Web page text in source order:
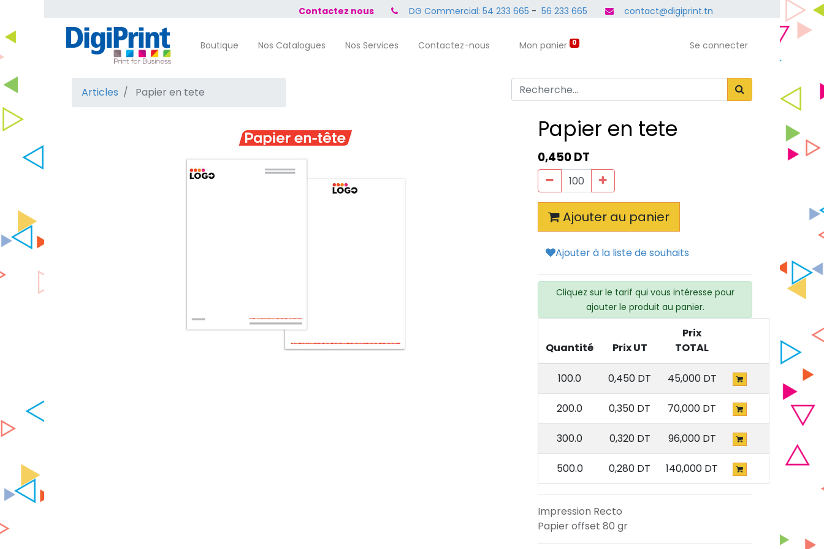
Contactez nous DG Commercial: 54 233 665 - 56 233 665 contact@digiprint.tn
Boutique Nos Catalogues Nos Services Contactez-nous Mon panier 0 Se connecter
Articles Papier en tete
Papier en tete
0,450DT
Ajouter au panier
Ajouter à la liste de souhaits
Cliquez sur le tarif qui vous intéresse pour
ajouter le produit au panier.
Quantité Prix UT
Prix
TOTAL
100.0 0,450 DT 45,000DT
200.0 0,350 DT 70,000 DT
300.0 0,320DT 96,000DT
500.0 0,280 DT 140,000 DT
Impression Recto
Papier offset 80 gr